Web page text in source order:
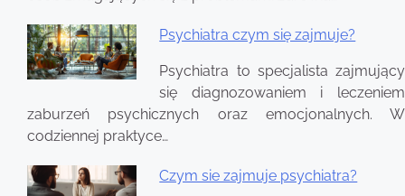
Psychiatra czym się zajmuje?
Psychiatra to specjalista zajmujący
się diagnozowaniem i leczeniem
zaburzeń psychicznych oraz emocjonalnych. W
codziennej praktyce…
Czym sie zajmuje psychiatra?